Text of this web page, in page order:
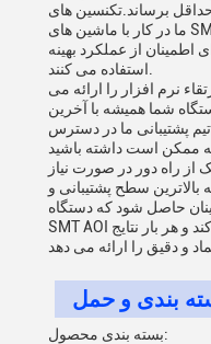
برساند.تکنسین های
ما در کار با ماشین های SMT AOI بسیار ماهر و تجربه دارند و
از عملکرد بهینه
نرم افزار را ارائه می
شما همیشه با آخرین
پشتیبانی ما در دسترس
که ممکن است داشته باشید
سطح پشتیبانی و
حاصل شود که دستگاه
SMT AOI شما نیازهای تولید شما را برآورده می کند و هر بار نتایج
بسته بندی محصول: